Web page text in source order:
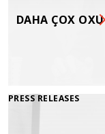
DAHA ÇOX OXU
PRESS RELEASES